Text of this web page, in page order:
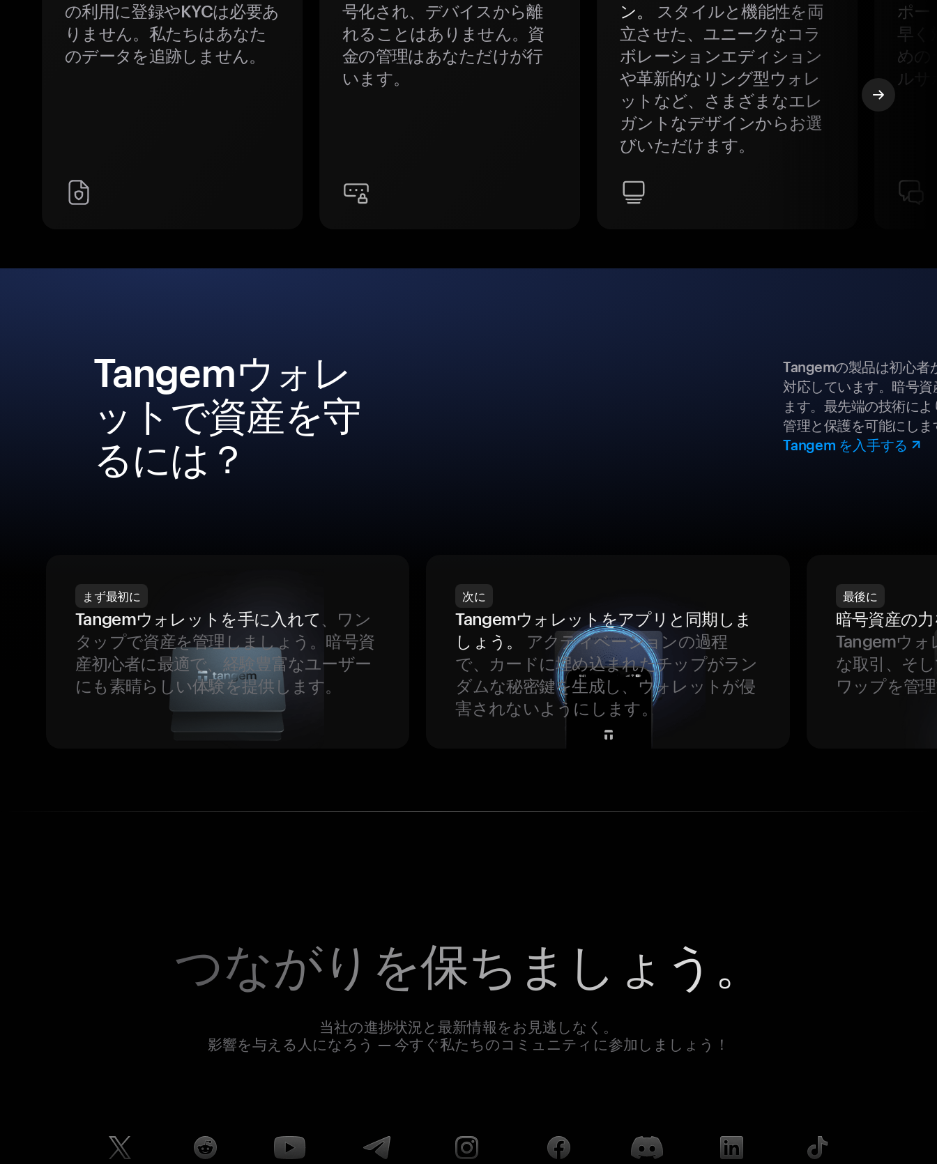
の利用に登録やKYCは必要あ
りません。私たちはあなた
のデータを追跡しません。
号化され、デバイスから離
れることはありません。資
金の管理はあなただけが行
います。
ン。
スタイルと機能性を両
立させた、ユニークなコラ
ボレーションエディション
や革新的なリング型ウォレ
ットなど、さまざまなエレ
ガントなデザインからお選
びいただけます。
ポー
早く
めの
ルサ
Tangemウォレ
ットで資産を守
るには？
Tangemの製品は初心者
対応しています。暗号
ます。最先端の技術に
管理と保護を可能にしま
Tangem を入手する
まず最初に
Tangemウォレットを手に入れて、ワン
タップで資産を管理しましょう。暗号資
産初心者に最適で、経験豊富なユーザー
にも素晴らしい体験を提供します。
次に
Tangemウォレットをアプリと同期しま
しょう。
アクティベーションの過程
で、カードに埋め込まれたチップがラン
ダムな秘密鍵を生成し、ウォレットが侵
害されないようにします。
最後に
暗号資産の
Tangemウォ
な取引、そ
ワップを管
つながりを保ちましょう。
当社の進捗状況と最新情報をお見逃しなく。
影響を与える人になろう — 今すぐ私たちのコミュニティに参加しましょう！